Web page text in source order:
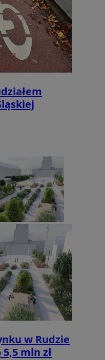
w Rudzie
mln zł